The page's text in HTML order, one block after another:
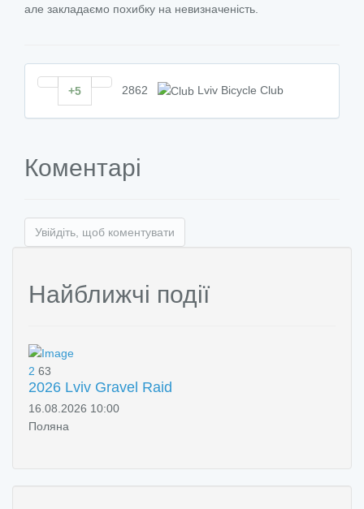
але закладаємо похибку на невизначеність.
+5 2862 Lviv Bicycle Club
Коментарі
Увійдіть, щоб коментувати
Найближчі події
2 63
2026 Lviv Gravel Raid
16.08.2026 10:00
Поляна